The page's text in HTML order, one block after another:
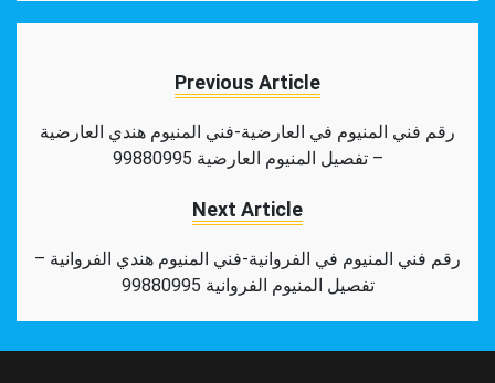
Previous Article
رقم فني المنيوم في العارضية-فني المنيوم هندي العارضية
– تفصيل المنيوم العارضية 99880995
Next Article
رقم فني المنيوم في الفروانية-فني المنيوم هندي الفروانية –
تفصيل المنيوم الفروانية 99880995